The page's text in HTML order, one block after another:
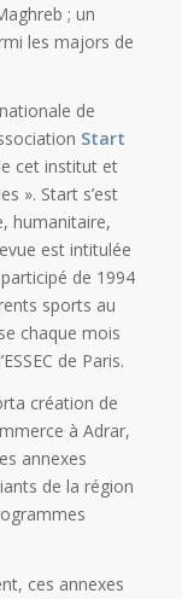
; un
les majors de
de
Start
cet institut et
». Start s’est
humanitaire,
est intitulée
de 1994
sports au
chaque mois
de Paris.
création de
à Adrar,
annexes
de la région
ces annexes